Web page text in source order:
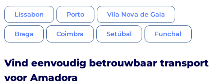
Lissabon Porto Vila Nova de Gaia
Braga Coimbra Setúbal Funchal
Vind eenvoudig betrouwbaar transport
voor Amadora